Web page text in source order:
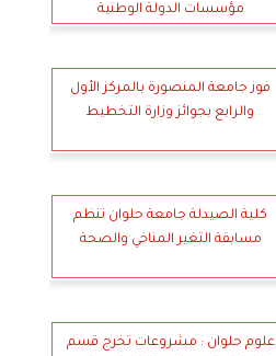
مؤسسات الدولة الوطنية
فوز جامعة المنصورة بالمركز الأول
والرابع بجوائز وزارة التخطيط
كلية الصيدلة جامعة حلوان تنظم
مسابقة التغير المناخي والصحة
علوم حلوان : مشروعات تخرج قسم